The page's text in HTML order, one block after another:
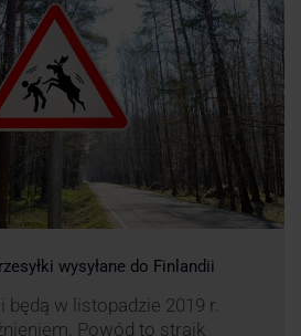
wysyłane do Finlandii
będą w listopadzie 2019 r.
Powód to strajk